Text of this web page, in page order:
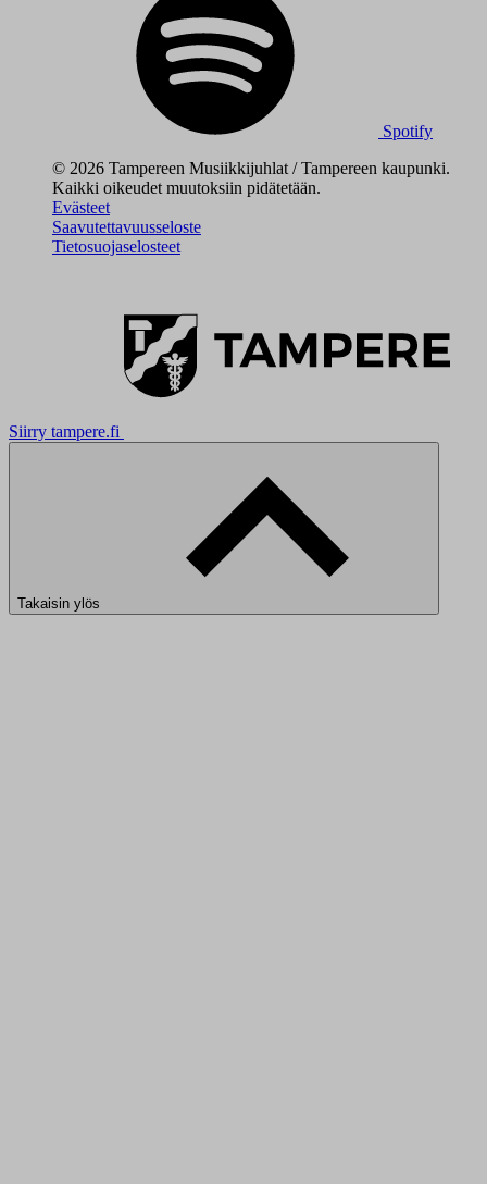
Spotify
© 2026 Tampereen Musiikkijuhlat / Tampereen kaupunki.
Kaikki oikeudet muutoksiin pidätetään.
Evästeet
Saavutettavuusseloste
Tietosuojaselosteet
Siirry tampere.fi
Takaisin ylös